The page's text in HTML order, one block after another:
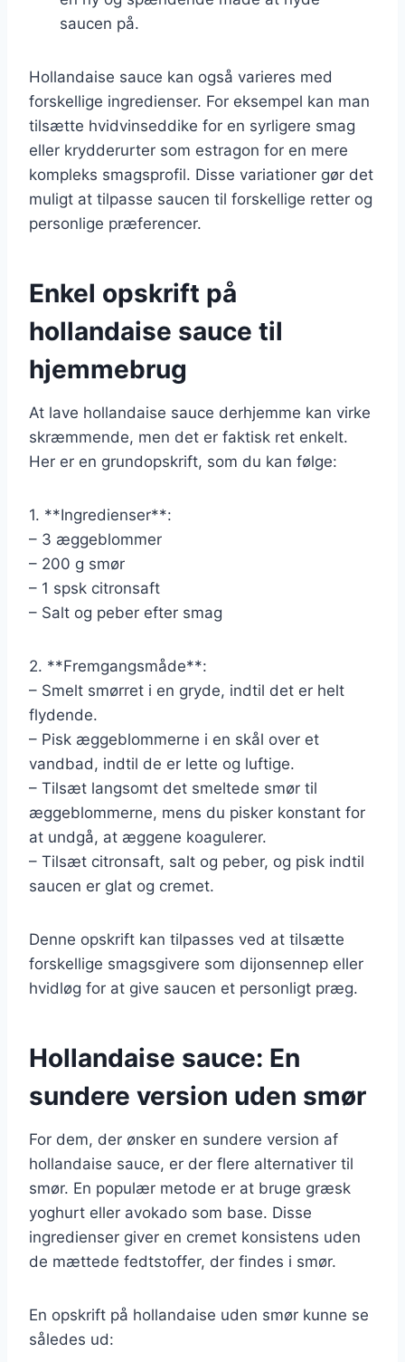
saucen på.
Hollandaise sauce kan også varieres med
forskellige ingredienser. For eksempel kan man
tilsætte hvidvinseddike for en syrligere smag
eller krydderurter som estragon for en mere
kompleks smagsprofil. Disse variationer gør det
muligt at tilpasse saucen til forskellige retter og
personlige præferencer.
Enkel opskrift på
hollandaise sauce til
hjemmebrug
At lave hollandaise sauce derhjemme kan virke
skræmmende, men det er faktisk ret enkelt.
Her er en grundopskrift, som du kan følge:
1. **Ingredienser**:
– 3 æggeblommer
– 200 g smør
– 1 spsk citronsaft
– Salt og peber efter smag
2. **Fremgangsmåde**:
– Smelt smørret i en gryde, indtil det er helt
flydende.
– Pisk æggeblommerne i en skål over et
vandbad, indtil de er lette og luftige.
– Tilsæt langsomt det smeltede smør til
æggeblommerne, mens du pisker konstant for
at undgå, at æggene koagulerer.
– Tilsæt citronsaft, salt og peber, og pisk indtil
saucen er glat og cremet.
Denne opskrift kan tilpasses ved at tilsætte
forskellige smagsgivere som dijonsennep eller
hvidløg for at give saucen et personligt præg.
Hollandaise sauce: En
sundere version uden smør
For dem, der ønsker en sundere version af
hollandaise sauce, er der flere alternativer til
smør. En populær metode er at bruge græsk
yoghurt eller avokado som base. Disse
ingredienser giver en cremet konsistens uden
de mættede fedtstoffer, der findes i smør.
En opskrift på hollandaise uden smør kunne se
således ud: